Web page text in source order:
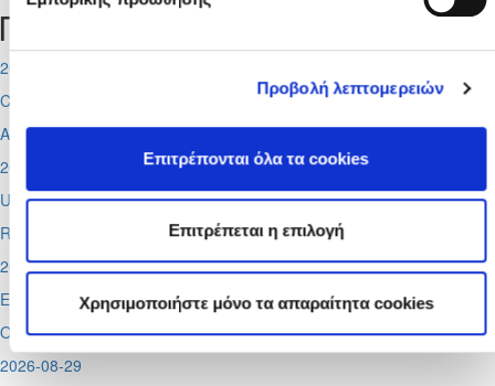
Προβολή λεπτομερειών
Επιτρέπονται όλα τα cookies
Επιτρέπεται η επιλογή
Χρησιμοποιήστε μόνο τα απαραίτητα cookies
Προσεχή γεγονότα
2026-08-11
Conference League
Απόλλων - Μπραν
2026-08-12
UEFA Super CUP
Red Bull Arena (
Σάλτσμπουργκ)
2026-08-13
Europa League
Ομόνοια - Λίνκολν, Πάφος - Σάλτσμπουργκ
2026-08-29